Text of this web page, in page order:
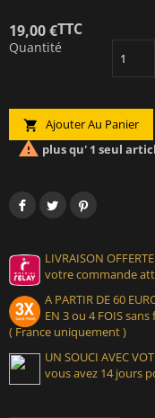
19,00 €TTC
Quantité
 Ajouter Au Panier
 plus qu' 1 seul
LIVRAISON
votre commande
A PARTIR DE 60
EN 3 ou 4 FOIS sans
( France uniquement )
UN SOUCI AVEC
vous avez 14 jours